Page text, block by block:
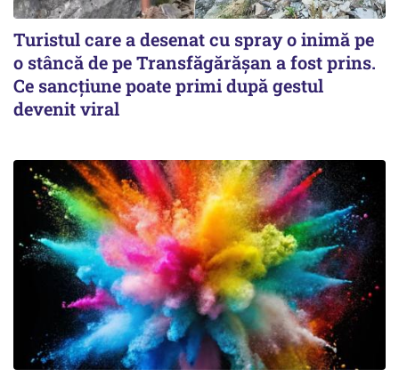
Turistul care a desenat cu spray o inimă pe
o stâncă de pe Transfăgărășan a fost prins.
Ce sancțiune poate primi după gestul
devenit viral